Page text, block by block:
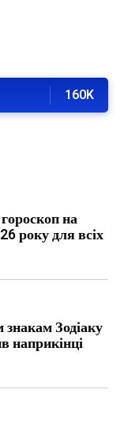
160K
на
року для всіх
Зодіаку
наприкінці